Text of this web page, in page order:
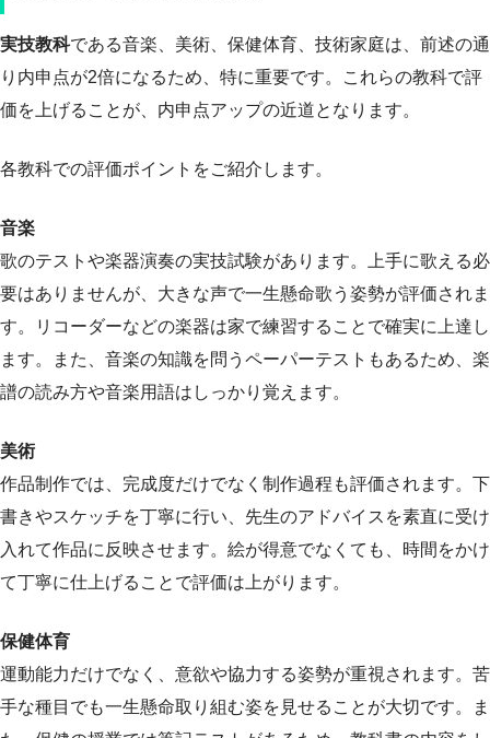
実技教科である音楽、美術、保健体育、技術家庭は、前述の通
り内申点が2倍になるため、特に重要です。これらの教科で評
価を上げることが、内申点アップの近道となります。
各教科での評価ポイントをご紹介します。
音楽
歌のテストや楽器演奏の実技試験があります。上手に歌える必
要はありませんが、大きな声で一生懸命歌う姿勢が評価されま
す。リコーダーなどの楽器は家で練習することで確実に上達し
ます。また、音楽の知識を問うペーパーテストもあるため、楽
譜の読み方や音楽用語はしっかり覚えます。
美術
作品制作では、完成度だけでなく制作過程も評価されます。下
書きやスケッチを丁寧に行い、先生のアドバイスを素直に受け
入れて作品に反映させます。絵が得意でなくても、時間をかけ
て丁寧に仕上げることで評価は上がります。
保健体育
運動能力だけでなく、意欲や協力する姿勢が重視されます。苦
手な種目でも一生懸命取り組む姿を見せることが大切です。ま